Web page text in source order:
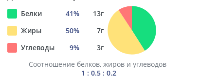
Белки 41% 13г
Жиры
50% 7г
Углеводы
9% 3г
Соотношение белков, жиров и углеводов
1 : 0.5 : 0.2